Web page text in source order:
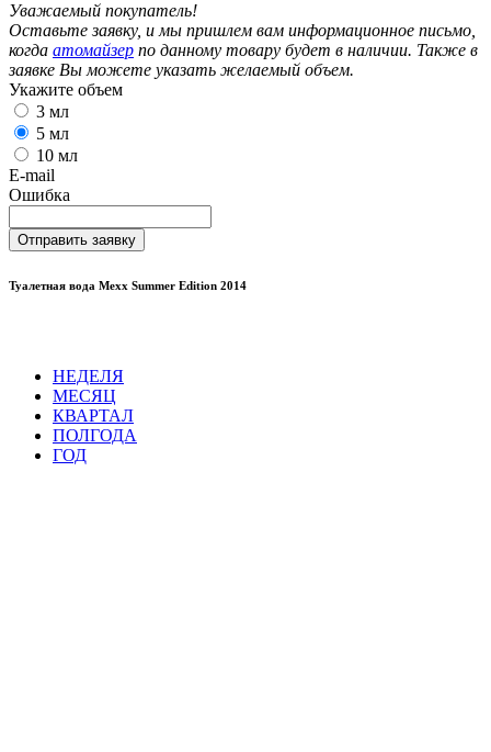
Уважаемый покупатель!
Оставьте заявку, и мы пришлем вам информационное письмо,
когда атомайзер по данному товару будет в наличии. Также в
заявке Вы можете указать желаемый объем.
Укажите объем
3 мл
5 мл
10 мл
E-mail
Ошибка
Отправить заявку
Туалетная вода Mexx Summer Edition 2014
НЕДЕЛЯ
МЕСЯЦ
КВАРТАЛ
ПОЛГОДА
ГОД